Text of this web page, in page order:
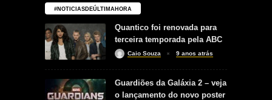
#NOTICIASDEÚLTIMAHORA
Quantico foi renovada para
terceira temporada pela ABC
Caio Souza 9 anos atrás
Guardiões da Galáxia 2 – veja
o lançamento do novo poster